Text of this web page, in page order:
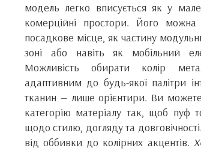
модель легко вписується як у
комерційні простори. Його
посадкове місце, як частину
зоні або навіть як мобільний
Можливість обирати колір
адаптивним до будь-якої палітри
тканин — лише орієнтири. Ви
категорію матеріалу так, щоб пуф
щодо стилю, догляду та
від оббивки до колірних акцентів.